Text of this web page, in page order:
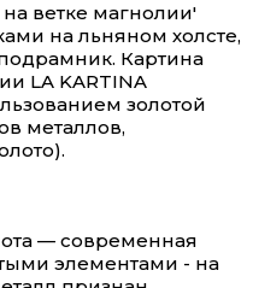
ветке магнолии'
на льняном холсте,
Картина
LA KARTINA
золотой
металлов,
— современная
элементами - на